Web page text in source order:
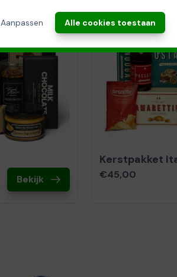
Aanpassen Alle cookies toestaan
Bekijk
Kerstpakket
€45,00